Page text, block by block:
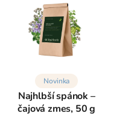
Novinka
Najhlbší spánok –
čajová zmes, 50 g